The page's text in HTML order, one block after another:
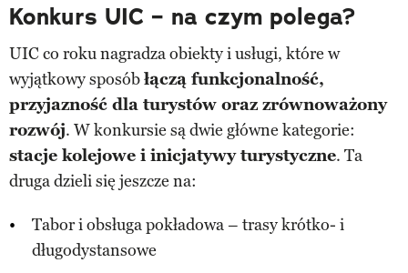
Konkurs UIC – na czym polega?
UIC co roku nagradza obiekty i usługi, które w
wyjątkowy sposóbłączą funkcjonalność,
przyjazność dla turystów oraz zrównoważony
rozwój. W konkursie są dwie główne kategorie:
stacje kolejowe i inicjatywy turystyczne. Ta
druga dzieli się jeszcze na:
Tabor i obsługa pokładowa – trasy krótko- i
długodystansowe